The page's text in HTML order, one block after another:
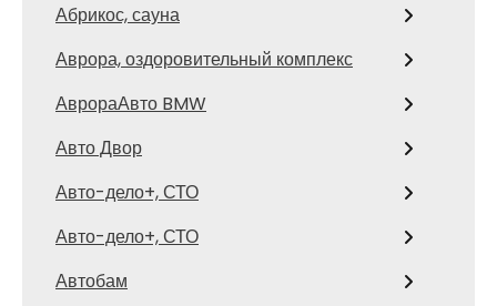
Абрикос, сауна
Аврора, оздоровительный комплекс
АврораАвто BMW
Авто Двор
Авто-дело+, СТО
Авто-дело+, СТО
Автобам